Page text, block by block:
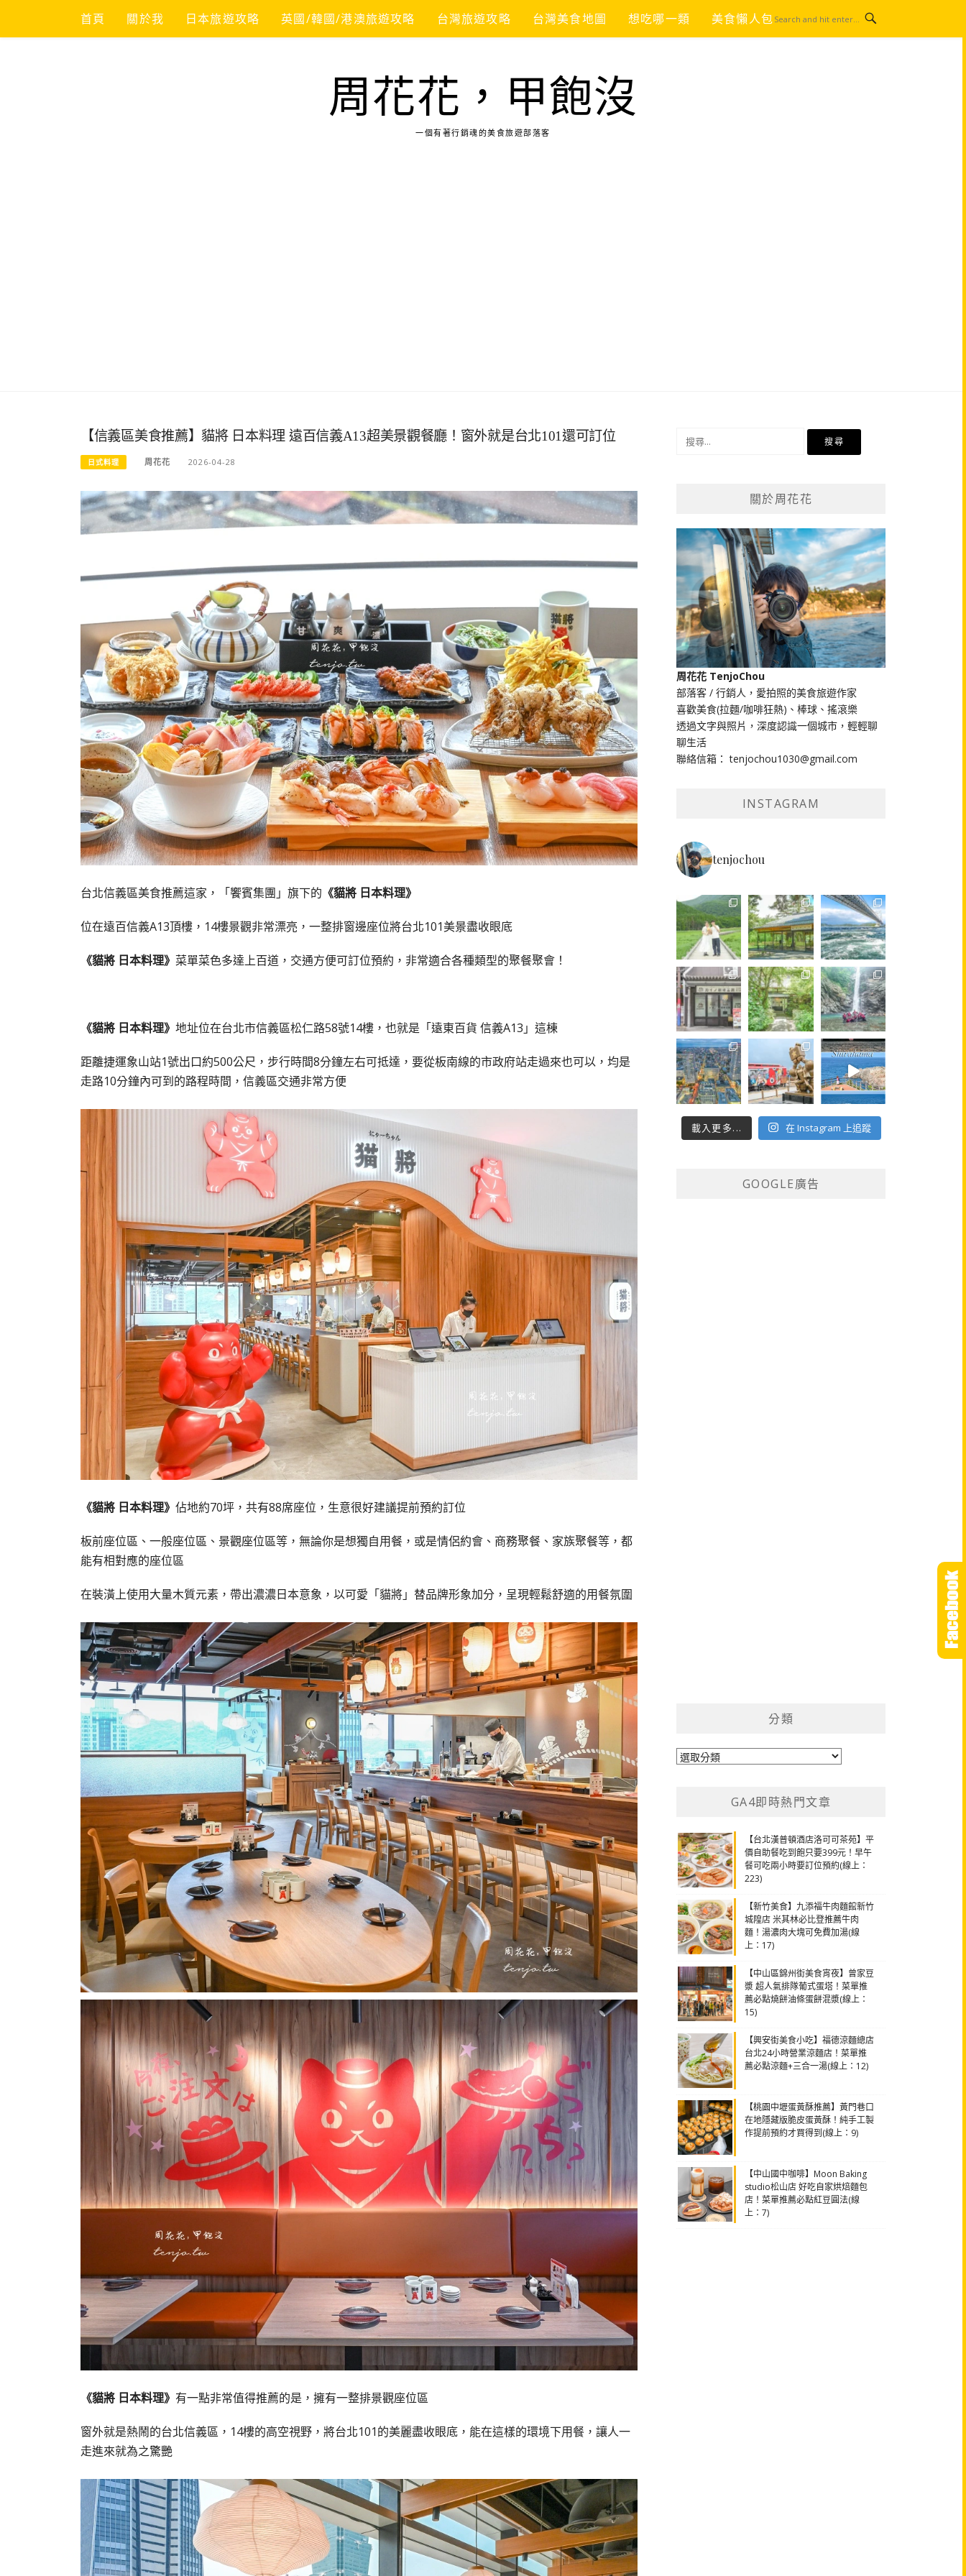
content
首頁 關於我 日本旅遊攻略 英國/韓國/港澳旅遊攻略 台灣旅遊攻略 台灣美食地圖 想吃哪一類 美食懶人包
周花花，甲飽沒
一個有著行銷魂的美食旅遊部落客
【信義區美食推薦】貓將 日本料理 遠百信義A13超美景觀餐廳！窗外就是台北101還可訂位
日式料理 周花花 2026-04-28
台北信義區美食推薦這家，「饗賓集團」旗下的 《貓將 日本料理》
位在遠百信義A13頂樓，14樓景觀非常漂亮，一整排窗邊座位將台北101美景盡收眼底
《貓將 日本料理》 菜單菜色多達上百道，交通方便可訂位預約，非常適合各種類型的聚餐聚會！
《貓將 日本料理》 地址位在台北市信義區松仁路58號14樓，也就是「遠東百貨 信義A13」這棟
距離捷運象山站1號出口約500公尺，步行時間8分鐘左右可抵達，要從板南線的市政府站走過來也可以，均是
走路10分鐘內可到的路程時間，信義區交通非常方便
《貓將 日本料理》 佔地約70坪，共有88席座位，生意很好建議提前預約訂位
板前座位區、一般座位區、景觀座位區等，無論你是想獨自用餐，或是情侶約會、商務聚餐、家族聚餐等，都
能有相對應的座位區
在裝潢上使用大量木質元素，帶出濃濃日本意象，以可愛「貓將」替品牌形象加分，呈現輕鬆舒適的用餐氛圍
《貓將 日本料理》 有一點非常值得推薦的是，擁有一整排景觀座位區
窗外就是熱鬧的台北信義區，14樓的高空視野，將台北101的美麗盡收眼底，能在這樣的環境下用餐，讓人一
走進來就為之驚艷
關於周花花
周花花 TenjoChou
部落客 / 行銷人，愛拍照的美食旅遊作家
喜歡美食(拉麵/咖啡狂熱)、棒球、搖滾樂
透過文字與照片，深度認識一個城市，輕輕聊
聊生活
聯絡信箱： tenjochou1030@gmail.com
INSTAGRAM
tenjochou
載入更多... 在 Instagram 上追蹤
GOOGLE廣告
分類
分
GA4即時熱門文章
【台北漢普頓酒店洛可可茶苑】平
價自助餐吃到飽只要399元！早午
餐可吃兩小時要訂位預約(線上：
223)
【新竹美食】九添福牛肉麵館新竹
城隍店 米其林必比登推薦牛肉
麵！湯濃肉大塊可免費加湯(線
上：17)
【中山區錦州街美食宵夜】曾家豆
漿 超人氣排隊葡式蛋塔！菜單推
薦必點燒餅油條蛋餅混漿(線上：
15)
【興安街美食小吃】福德涼麵總店
台北24小時營業涼麵店！菜單推
薦必點涼麵+三合一湯(線上：12)
【桃園中壢蛋黃酥推薦】黃門巷口
在地隱藏版脆皮蛋黃酥！純手工製
作提前預約才買得到(線上：9)
【中山國中咖啡】Moon Baking
studio松山店 好吃自家烘焙麵包
店！菜單推薦必點紅豆圓法(線
上：7)